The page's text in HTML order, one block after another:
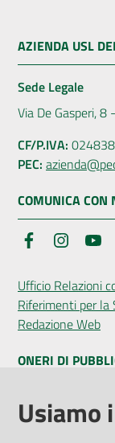
AZIENDA USL
Sede Legale
Via De Gasperi,
CF/P.IVA:
PEC:
COMUNICA CON
Facebook
Ufficio Relazioni
Riferimenti per la
Redazione Web
ONERI DI
Amministrazione
Pubblicità legale
Usiamo